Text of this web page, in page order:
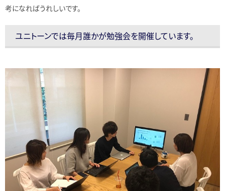
考になればうれしいです。
ユニトーンでは毎月誰かが勉強会を開催しています。